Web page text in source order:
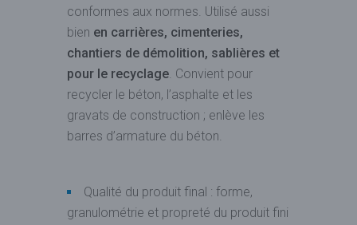
conformes aux normes. Utilisé aussi
bien en carrières, cimenteries,
chantiers de démolition, sablières et
pour le recyclage. Convient pour
recycler le béton, l’asphalte et les
gravats de construction ; enlève les
barres d’armature du béton.
Qualité du produit final : forme,
granulométrie et propreté du produit fini